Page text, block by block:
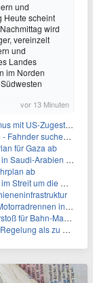
und
Heute scheint
wird
vereinzelt
und
Landes
im Norden
vor 13 Minuten
Zugeständnissen
suchen Autofahrer
für Gaza ab
und im Jemen
ab
die Rente mit 63?
in Köln
für Bahn-Manager
als zu streng